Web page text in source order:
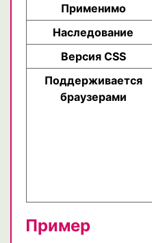
Применимо
Наследование
Версия CSS
Поддерживается
браузерами
Пример